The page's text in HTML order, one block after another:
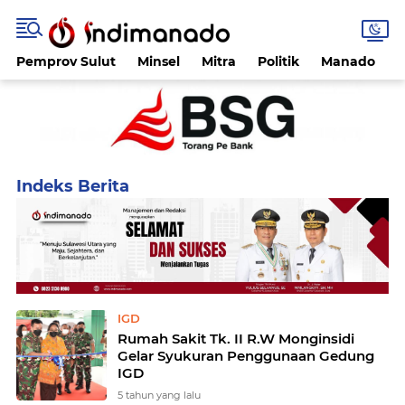
Pemprov Sulut Minsel Mitra Politik Manado
IGD
Rumah Sakit Tk. II R.W Monginsidi
Gelar Syukuran Penggunaan Gedung
IGD
5 tahun yang lalu